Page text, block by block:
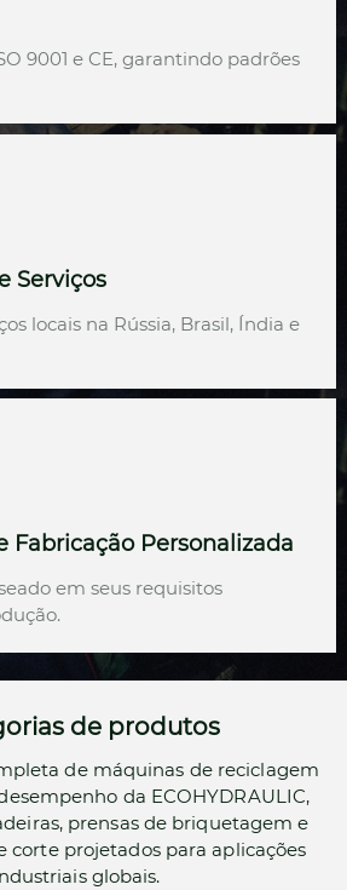
9001 e CE, garantindo padrões
Serviços
locais na Rússia, Brasil, Índia e
Fabricação Personalizada
em seus requisitos
de produtos
de máquinas de reciclagem
da ECOHYDRAULIC,
prensas de briquetagem e
corte projetados para aplicações
globais.